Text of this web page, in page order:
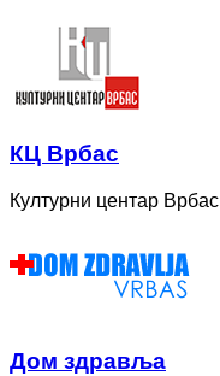
КЦ Врбас
Културни центар Врбас
Дом здравља